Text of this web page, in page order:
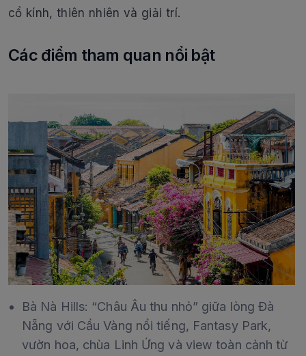
cổ kính, thiên nhiên và giải trí.
Các điểm tham quan nổi bật
Bà Nà Hills: “Châu Âu thu nhỏ” giữa lòng Đà
Nẵng với Cầu Vàng nổi tiếng, Fantasy Park,
vườn hoa, chùa Linh Ứng và view toàn cảnh từ